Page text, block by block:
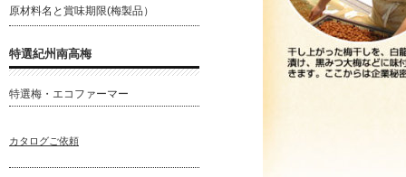
原材料名と賞味期限(梅製品）
特選紀州南高梅
特選梅・エコファーマー
カタログご依頼